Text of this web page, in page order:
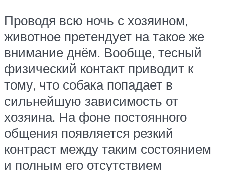
Проводя всю ночь с хозяином,
животное претендует на такое же
внимание днём. Вообще, тесный
физический контакт приводит к
тому, что собака попадает в
сильнейшую зависимость от
хозяина. На фоне постоянного
общения появляется резкий
контраст между таким состоянием
и полным его отсутствием